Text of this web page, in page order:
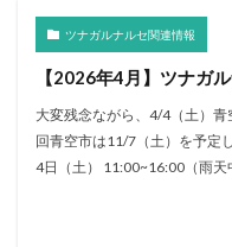
ツナガルナルセ関連情報
【2026年4月】ツナガ
大変残念ながら、4/4（土）
回青空市は11/7（土）を予定
4日（土） 11:00~16:00（雨